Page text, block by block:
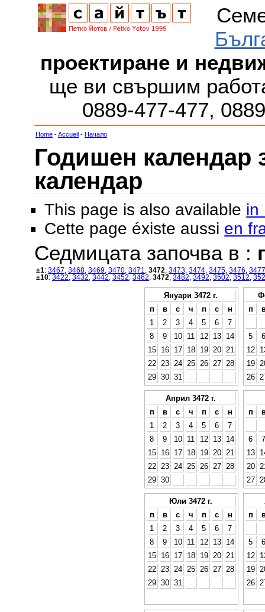
проектиране и
ще ви свършим
0889-477-477,
Home -Accueil - Начало
Годишен календар
календар
This page is also available in
Cette page éxiste aussi en
Седмицата започва в :
±1: 3467 3468 3469 3470 3471 3472 3473 3474 3475 3476 3477
±10: 3422 3432 3442 3452 3462 3472 3482 3492 3502 3512
Януари 3472 г.
п
в с ч п с
н
1
2 3 4 5 6
7
8
9 10 11 12 13
14
15
16 17 18 19 20
21
22
23 24 25 26 27
28
29 30 31
п
5
6
12
19
26
Април 3472 г.
п
в с ч п с
н
1
2 3 4 5 6
7
8
9 10 11 12 13
14
15
16 17 18 19 20
21
22
23 24 25 26 27
28
29 30
п
6
7
13
20
27
Юли 3472 г.
п
в с ч п с
н
1
2 3 4 5 6
7
8
9 10 11 12 13
14
15
16 17 18 19 20
21
22
23 24 25 26 27
28
29 30 31
п
5
6
12
19
26